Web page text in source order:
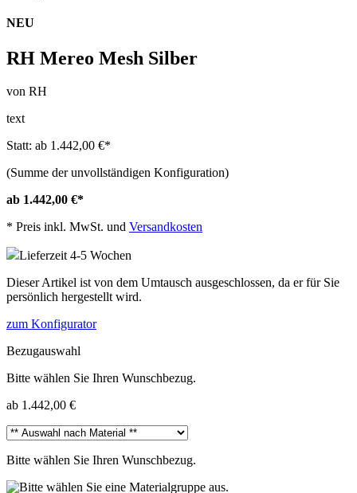
NEU
RH Mereo Mesh Silber
von RH
text
Statt: ab 1.442,00 €*
(Summe der unvollständigen Konfiguration)
ab 1.442,00 €*
* Preis inkl. MwSt. und Versandkosten
Lieferzeit 4-5 Wochen
Dieser Artikel ist von dem Umtausch ausgeschlossen, da er für Sie
persönlich hergestellt wird.
zum Konfigurator
Bezugauswahl
Bitte wählen Sie Ihren Wunschbezug.
ab 1.442,00 €
Bitte wählen Sie Ihren Wunschbezug.